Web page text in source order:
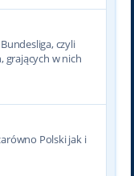
czyli
grających w nich
Polski jak i